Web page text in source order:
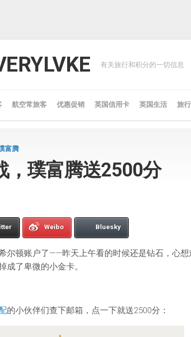
有关旅行和积分的一切信息
航空常旅客 优惠促销 英国信用卡 英国生活 旅
富腾
，璞富腾送2500分
Weibo Bluesky
尔顿账户了——昨天上午看的时候还是钻石，心想
成了卑微的小金卡。
的小伙伴们查下邮箱，点一下就送2500分：